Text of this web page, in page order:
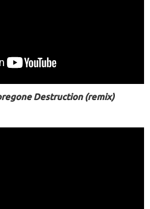
Destruction (remix)